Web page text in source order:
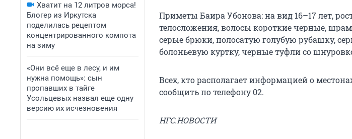
Хватит на 12 литров морса!
Блогер из Иркутска
поделилась рецептом
концентрированного компота
на зиму
«Они всё еще в лесу, и им
нужна помощь»: сын
пропавших в тайге
Усольцевых назвал еще одну
версию их исчезновения
Приметы Баира Убонова: на вид 16–17 лет,
телосложения, волосы короткие черные,
серые брюки, полосатую голубую рубашку,
болоньевую куртку, черные туфли со
Всех, кто располагает информацией о
сообщить по телефону 02.
НГС.НОВОСТИ